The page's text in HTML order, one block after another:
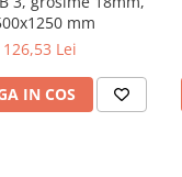
mm
126,53 Lei
IN COS